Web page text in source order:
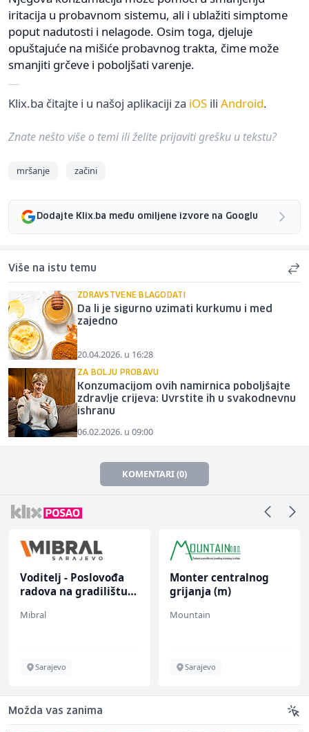
iritacija u probavnom sistemu, ali i ublažiti simptome
poput nadutosti i nelagode. Osim toga, djeluje
opuštajuće na mišiće probavnog trakta, čime može
smanjiti grčeve i poboljšati varenje.
Klix.ba čitajte i u našoj aplikaciji za iOS ili Android.
Znate nešto više o temi ili želite prijaviti grešku u tekstu?
mršanje začini
Dodajte Klix.ba među omiljene izvore na Googlu
Više na istu temu
ZDRAVSTVENE BLAGODATI
Da li je sigurno uzimati kurkumu i med
zajedno
20.04.2026. u 16:28
ZA BOLJU PROBAVU
Konzumacijom ovih namirnica poboljšajte
zdravlje crijeva: Uvrstite ih u svakodnevnu
ishranu
06.02.2026. u 09:00
KOMENTARI (0)
Voditelj - Poslovođa
radova na gradilištu
Mibral
Sarajevo
Monter centralnog
grijanja (m)
Mountain
Sarajevo
Možda vas zanima